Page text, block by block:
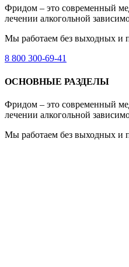
Фридом – это современный
лечении алкогольной
Мы работаем без выходных и
8 800 300-69-41
ОСНОВНЫЕ РАЗДЕЛЫ
Фридом – это современный
лечении алкогольной
Мы работаем без выходных и